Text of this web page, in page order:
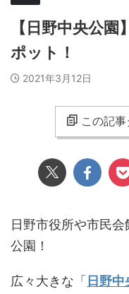
【日野中央公
ポット！
2021年3月12日
この記
日野市役所や市民
公園！
広々大きな「 日野中